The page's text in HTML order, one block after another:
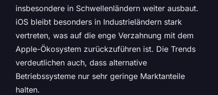
insbesondere in Schwellenländern weiter ausbaut.
iOS bleibt besonders in Industrieländern stark
vertreten, was auf die enge Verzahnung mit dem
Apple-Ökosystem zurückzuführen ist. Die Trends
verdeutlichen auch, dass alternative
Betriebssysteme nur sehr geringe Marktanteile
halten.